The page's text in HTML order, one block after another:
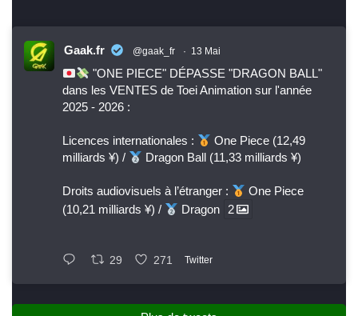
Gaak.fr @gaak_fr · 13 Mai
"ONE PIECE" DÉPASSE "DRAGON BALL"
dans les VENTES de Toei Animation sur l'année
2025 - 2026 :
Licences internationales :
One Piece (12,49
milliards ¥) /
Dragon Ball (11,33 milliards ¥)
Droits audiovisuels à l’étranger :
One Piece
(10,21 milliards ¥) /
Dragon 2
29 271 Twitter